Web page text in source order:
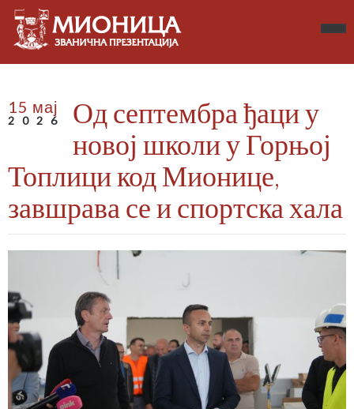
15 мај
2026
Од септембра ђаци у
новој школи у Горњој
Топлици код Мионице,
завшрава се и спортска хала